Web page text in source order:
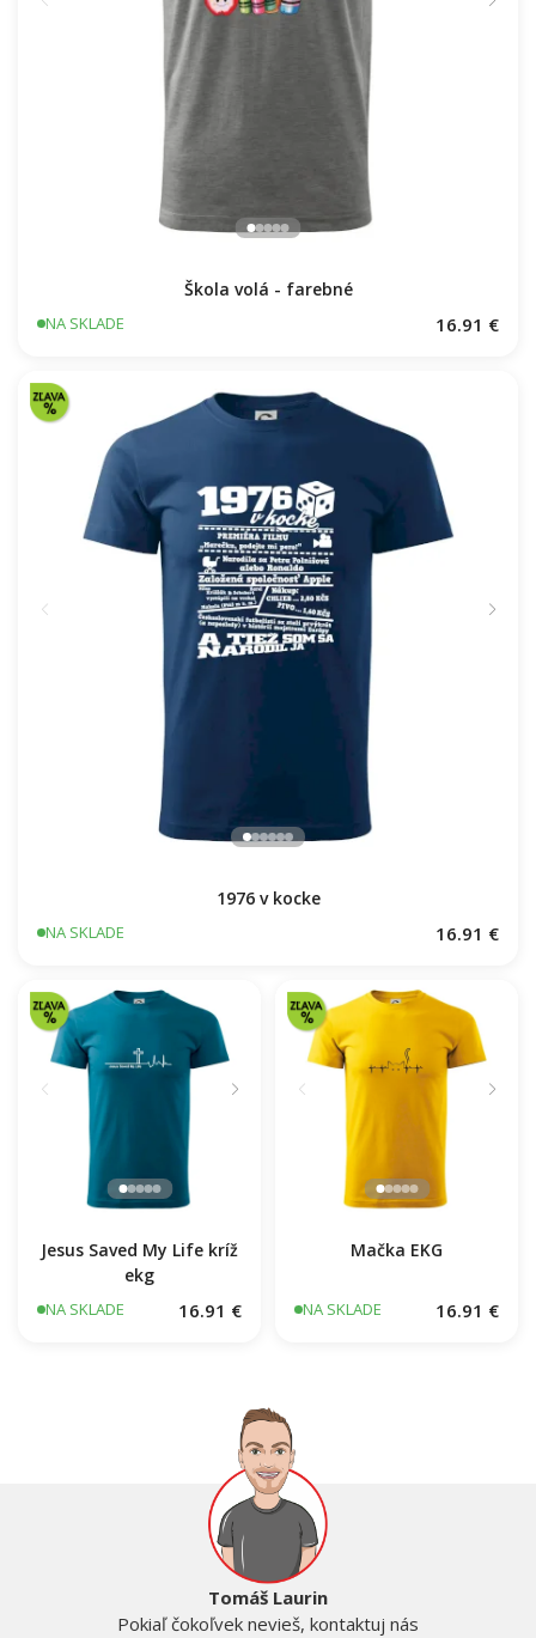
Škola volá - farebné
NA SKLADE 16.91 €
1976 v kocke
NA SKLADE 16.91 €
Jesus Saved My Life kríž
ekg
NA SKLADE 16.91 €
Mačka EKG
NA SKLADE 16.91 €
Tomáš Laurin
Pokiaľ čokoľvek nevieš, kontaktuj nás